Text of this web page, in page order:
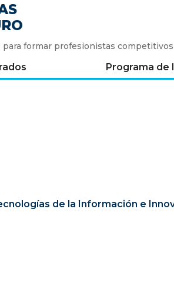
formar profesionistas
Programa de
de la Información e